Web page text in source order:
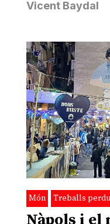
Vicent Baydal
Món Treballs